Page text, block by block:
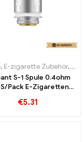
, E-zigarette Zubehör,
S-1 Spule 0.4ohm
Pack E-Zigaretten
€5.31